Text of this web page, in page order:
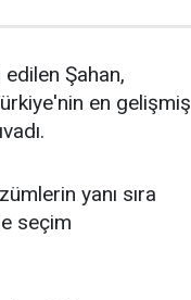
edilen Şahan,
en gelişmiş
yanı sıra
seçim